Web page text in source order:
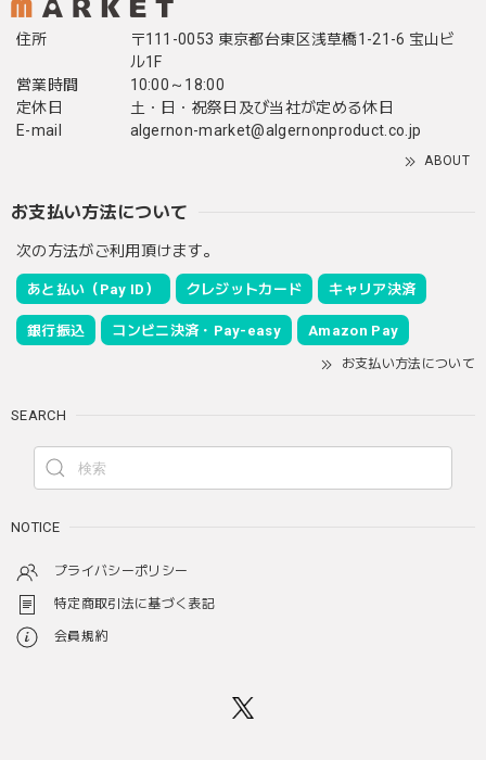
住所
〒111-0053 東京都台東区浅草橋1-21-6 宝山ビ
ル1F
営業時間
10:00～18:00
定休日
土・日・祝祭日及び当社が定める休日
E-mail
algernon-market@algernonproduct.co.jp
ABOUT
お支払い方法について
次の方法がご利用頂けます。
あと払い（Pay ID） クレジットカード キャリア決済
銀行振込 コンビニ決済・Pay-easy Amazon Pay
お支払い方法について
SEARCH
NOTICE
プライバシーポリシー
特定商取引法に基づく表記
会員規約